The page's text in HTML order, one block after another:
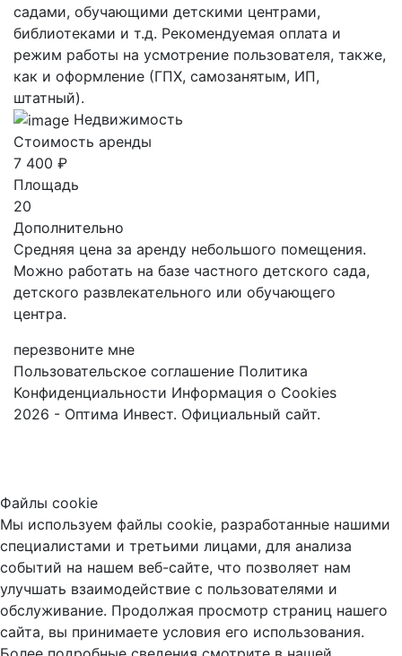
садами, обучающими детскими центрами,
библиотеками и т.д. Рекомендуемая оплата и
режим работы на усмотрение пользователя, также,
как и оформление (ГПХ, самозанятым, ИП,
штатный).
Недвижимость
Стоимость аренды
7 400 ₽
Площадь
20
Дополнительно
Средняя цена за аренду небольшого помещения.
Можно работать на базе частного детского сада,
детского развлекательного или обучающего
центра.
перезвоните мне
Пользовательское соглашение Политика
Конфиденциальности Информация о Cookies
2026 - Оптима Инвест. Официальный сайт.
Файлы cookie
Мы используем файлы cookie, разработанные нашими
специалистами и третьими лицами, для анализа
событий на нашем веб-сайте, что позволяет нам
улучшать взаимодействие с пользователями и
обслуживание. Продолжая просмотр страниц нашего
сайта, вы принимаете условия его использования.